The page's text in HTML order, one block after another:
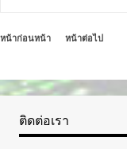
หน้าก่อนหน้า หน้าต่อไป
ติดต่อเรา